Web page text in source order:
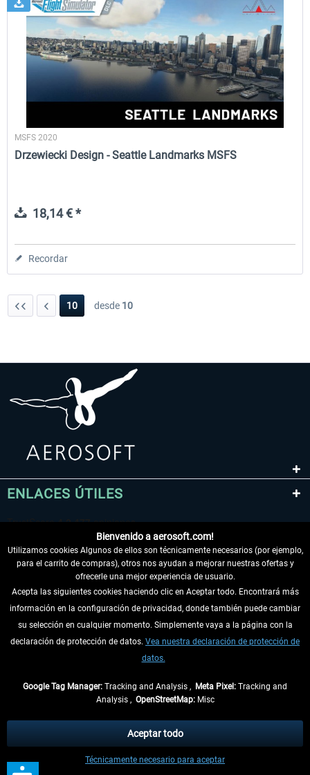
MSFS 2020
Drzewiecki Design - Seattle Landmarks MSFS
18,14 € *
Recordar
10 desde 10
ENLACES ÚTILES
DESISTIR DEL CONTRATO
INFORMACIÓN
tasas de recepción si no se describe lo contrario
** De aplicación a envíos dentro de Alemania. Los plazos de envío para los
demás países se pueden consultar en lainformación de envío
Bienvenido a aerosoft.com!
Utilizamos cookies Algunos de ellos son técnicamente necesarios (por ejemplo,
para el carrito de compras), otros nos ayudan a mejorar nuestras ofertas y
ofrecerle una mejor experiencia de usuario.
Acepta las siguientes cookies haciendo clic en Aceptar todo. Encontrará más
información en la configuración de privacidad, donde también puede cambiar
su selección en cualquier momento. Simplemente vaya a la página con la
declaración de protección de datos. Vea nuestra declaración de protección de
datos.
Google Tag Manager: Tracking and Analysis , Meta Pixel: Tracking and
Analysis , OpenStreetMap:Misc
Técnicamente necesario para aceptar
Aceptar todo